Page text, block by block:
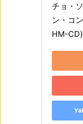
チョ・
ン・コ
HM-CD)